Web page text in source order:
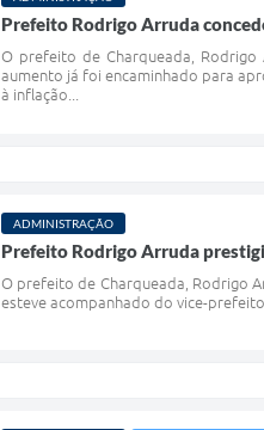
Prefeito Rodrigo Arruda
O prefeito de Charqueada,
aumento já foi encaminhado para
à inflação...
ADMINISTRAÇÃO
Prefeito Rodrigo Arruda
O prefeito de Charqueada, Rodrigo
esteve acompanhado do vice-prefeito